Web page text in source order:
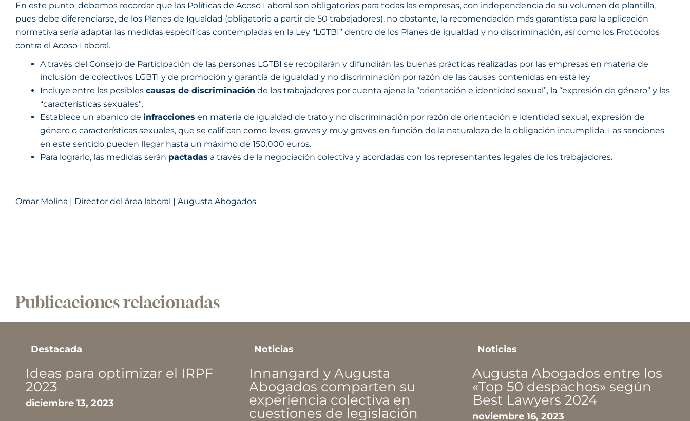
En este punto, debemos recordar que las Políticas de Acoso Laboral son obligatorios para todas las empresas, con independencia de su volumen de plantilla,
pues debe diferenciarse, de los Planes de Igualdad (obligatorio a partir de 50 trabajadores), no obstante, la recomendación más garantista para la aplicación
normativa sería adaptar las medidas específicas contempladas en la Ley “LGTBI” dentro de los Planes de igualdad y no discriminación, así como los Protocolos
contra el Acoso Laboral.
A través del Consejo de Participación de las personas LGTBI se recopilarán y difundirán las buenas prácticas realizadas por las empresas en materia de
inclusión de colectivos LGBTI y de promoción y garantía de igualdad y no discriminación por razón de las causas contenidas en esta ley
Incluye entre las posibles causas de discriminación de los trabajadores por cuenta ajena la “orientación e identidad sexual”, la “expresión de género” y las
“características sexuales”.
Establece un abanico de infracciones en materia de igualdad de trato y no discriminación por razón de orientación e identidad sexual, expresión de
género o características sexuales, que se califican como leves, graves y muy graves en función de la naturaleza de la obligación incumplida. Las sanciones
en este sentido pueden llegar hasta un máximo de 150.000 euros.
Para lograrlo, las medidas serán pactadas a través de la negociación colectiva y acordadas con los representantes legales de los trabajadores.
Omar Molina | Director del área laboral | Augusta Abogados
Publicaciones relacionadas
Noticias
Innangard y Augusta
Abogados comparten su
experiencia colectiva en
cuestiones de legislación
Noticias
Augusta Abogados entre los
«Top 50 despachos» según
Best Lawyers 2024
noviembre 16, 2023
Noticias
The new frontier: la
fiscalidad de la fabricación
en el espacio
septiembre 12, 2023